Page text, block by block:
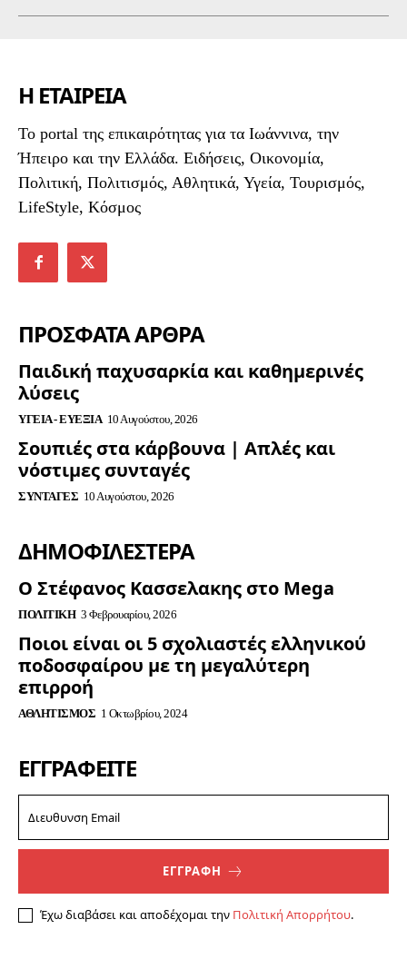
Η ΕΤΑΙΡΕΙΑ
To portal της επικαιρότητας για τα Ιωάννινα, την
Ήπειρο και την Ελλάδα. Ειδήσεις, Οικονομία,
Πολιτική, Πολιτισμός, Αθλητικά, Υγεία, Τουρισμός,
LifeStyle, Κόσμος
ΠΡΟΣΦΑΤΑ ΑΡΘΡΑ
Παιδική παχυσαρκία και καθημερινές
λύσεις
ΥΓΕΊΑ - ΕΥΕΞΊΑ 10 Αυγούστου, 2026
Σουπιές στα κάρβουνα | Απλές και
νόστιμες συνταγές
ΣΥΝΤΑΓΈΣ 10 Αυγούστου, 2026
ΔΗΜΟΦΙΛΈΣΤΕΡΑ
Ο Στέφανος Κασσελακης στο Mega
ΠΟΛΙΤΙΚΉ 3 Φεβρουαρίου, 2026
Ποιοι είναι οι 5 σχολιαστές ελληνικού
ποδοσφαίρου με τη μεγαλύτερη
επιρροή
ΑΘΛΗΤΙΣΜΌΣ 1 Οκτωβρίου, 2024
ΕΓΓΡΑΦΕΊΤΕ
ΕΓΓΡΑΦΗ
Έχω διαβάσει και αποδέχομαι την Πολιτική Απορρήτου.